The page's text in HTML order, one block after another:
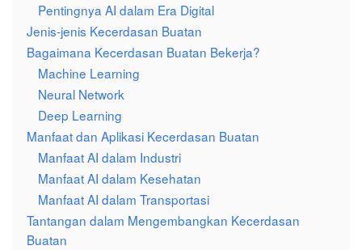
Pentingnya AI dalam Era Digital
Jenis-jenis Kecerdasan Buatan
Bagaimana Kecerdasan Buatan Bekerja?
Machine Learning
Neural Network
Deep Learning
Manfaat dan Aplikasi Kecerdasan Buatan
Manfaat AI dalam Industri
Manfaat AI dalam Kesehatan
Manfaat AI dalam Transportasi
Tantangan dalam Mengembangkan Kecerdasan
Buatan